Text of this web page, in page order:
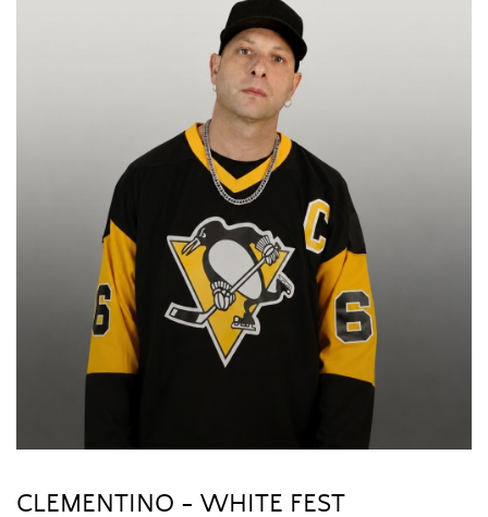
CLEMENTINO - WHITE FEST